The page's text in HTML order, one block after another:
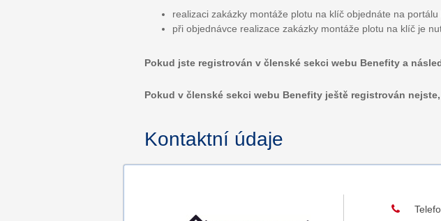
realizaci zakázky montáže plotu na klíč objednáte na portálu
při objednávce realizace zakázky montáže plotu na klíč je
Pokud jste registrován v členské sekci webu Benefity a
Pokud v členské sekci webu Benefity ještě registrován
Kontaktní údaje